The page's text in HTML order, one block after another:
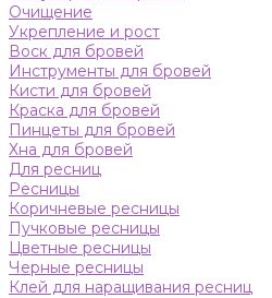
Очищение
Укрепление и рост
Воск для бровей
Инструменты для бровей
Кисти для бровей
Краска для бровей
Пинцеты для бровей
Хна для бровей
Для ресниц
Ресницы
Коричневые ресницы
Пучковые ресницы
Цветные ресницы
Черные ресницы
Клей для наращивания ресниц